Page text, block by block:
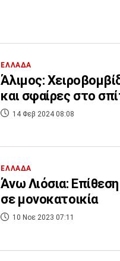
ΕΛΛΑΔΑ
Άλιμος:
και σφαίρες στο
14 Φεβ 2024 08:08
ΕΛΛΑΔΑ
Άνω Λιόσια:
σε μονοκατοικία
10 Νοε 2023 07:11